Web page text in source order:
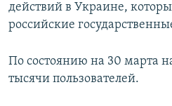
действий в Украине,
российские
По состоянию на 30 марта
тысячи пользователей.